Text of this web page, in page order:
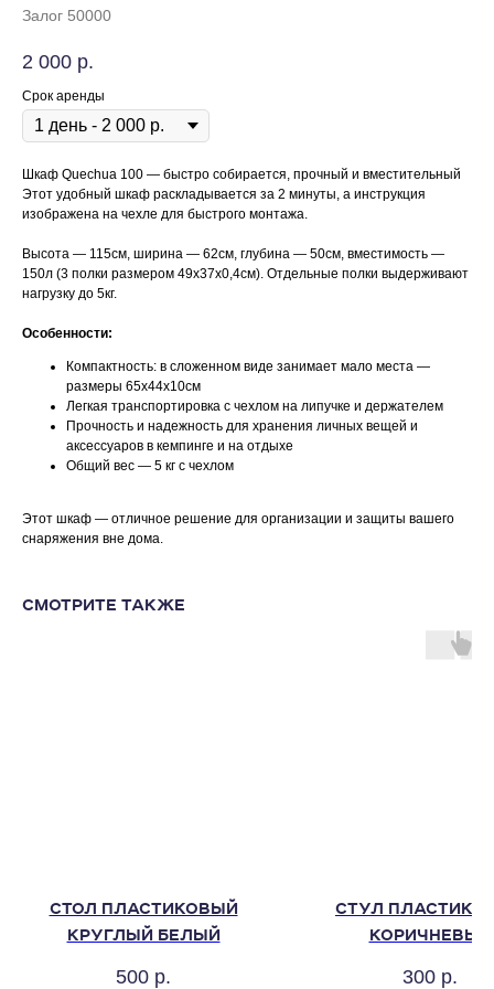
Залог 50000
2 000 р.
Срок аренды
Шкаф Quechua 100 — быстро собирается, прочный и вместительный
Этот удобный шкаф раскладывается за 2 минуты, а инструкция
изображена на чехле для быстрого монтажа.
Высота — 115см, ширина — 62см, глубина — 50см, вместимость —
150л (3 полки размером 49х37х0,4см). Отдельные полки выдерживают
нагрузку до 5кг.
Особенности:
Компактность: в сложенном виде занимает мало места —
размеры 65х44х10см
Легкая транспортировка с чехлом на липучке и держателем
Прочность и надежность для хранения личных вещей и
аксессуаров в кемпинге и на отдыхе
Общий вес — 5 кг с чехлом
Этот шкаф — отличное решение для организации и защиты вашего
снаряжения вне дома.
СМОТРИТЕ ТАКЖЕ
СТОЛ ПЛАСТИКОВЫЙ
КРУГЛЫЙ БЕЛЫЙ
500 р.
СТУЛ
КОРИЧНЕВЫЙ
300 р.